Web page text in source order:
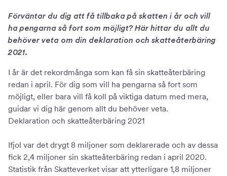
Förväntar du dig att få tillbaka på skatten i år och vill
ha pengarna så fort som möjligt? Här hittar du allt du
behöver veta om din deklaration och skatteåterbäring
2021.
I år är det rekordmånga som kan få sin skatteåterbäring
redan i april. För dig som vill ha pengarna så fort som
möjligt, eller bara vill få koll på viktiga datum med mera,
guidar vi dig här genom allt du behöver veta.
Deklaration och skatteåterbäring 2021
Ifjol var det drygt 8 miljoner som deklarerade och av dessa
fick 2,4 miljoner sin skatteåterbäring redan i april 2020.
Statistik från Skatteverket visar att ytterligare 1,8 miljoner